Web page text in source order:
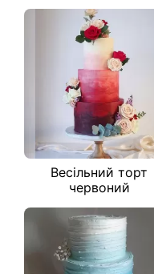
Весільний торт
червоний